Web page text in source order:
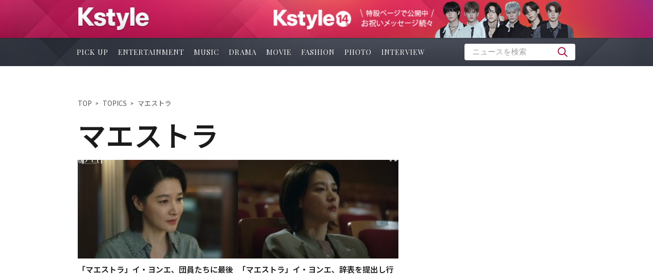
PICK UP ENTERTAINMENT MUSIC DRAMA MOVIE FASHION PHOTO INTERVIEW
TOP TOPICS マエストラ
マエストラ
「マエストラ」イ・ヨンエ、団員たちに最後
「マエストラ」イ・ヨンエ、辞表を提出し行